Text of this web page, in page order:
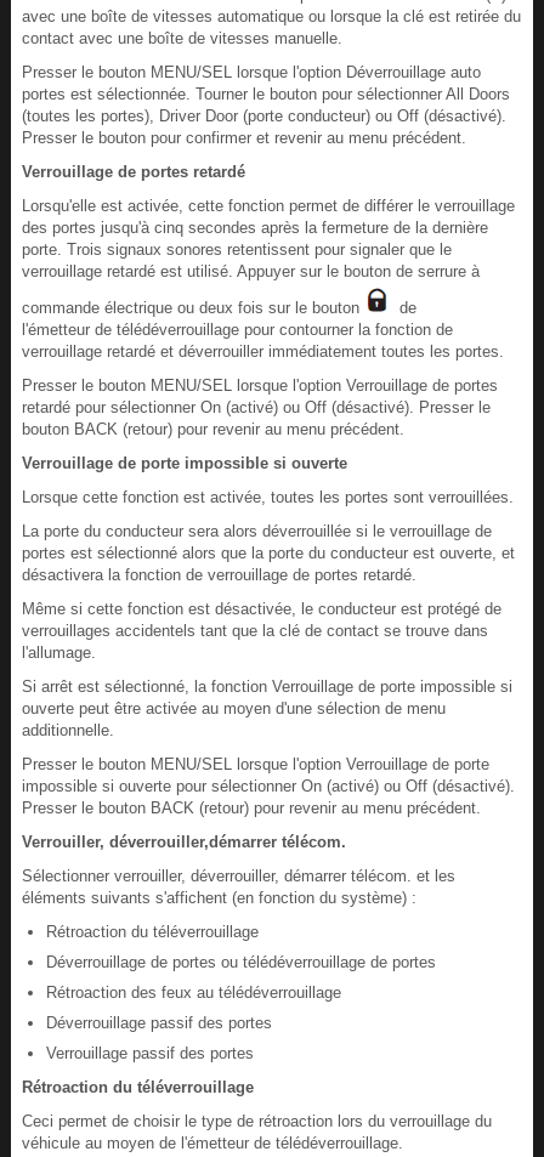
avec une boîte de vitesses automatique ou lorsque la clé est retirée du
contact avec une boîte de vitesses manuelle.
Presser le bouton MENU/SEL lorsque l'option Déverrouillage auto
portes est sélectionnée. Tourner le bouton pour sélectionner All Doors
(toutes les portes), Driver Door (porte conducteur) ou Off (désactivé).
Presser le bouton pour confirmer et revenir au menu précédent.
Verrouillage de portes retardé
Lorsqu'elle est activée, cette fonction permet de différer le verrouillage
des portes jusqu'à cinq secondes après la fermeture de la dernière
porte. Trois signaux sonores retentissent pour signaler que le
verrouillage retardé est utilisé. Appuyer sur le bouton de serrure à
commande électrique ou deux fois sur le bouton
de
l'émetteur de télédéverrouillage pour contourner la fonction de
verrouillage retardé et déverrouiller immédiatement toutes les portes.
Presser le bouton MENU/SEL lorsque l'option Verrouillage de portes
retardé pour sélectionner On (activé) ou Off (désactivé). Presser le
bouton BACK (retour) pour revenir au menu précédent.
Verrouillage de porte impossible si ouverte
Lorsque cette fonction est activée, toutes les portes sont verrouillées.
La porte du conducteur sera alors déverrouillée si le verrouillage de
portes est sélectionné alors que la porte du conducteur est ouverte, et
désactivera la fonction de verrouillage de portes retardé.
Même si cette fonction est désactivée, le conducteur est protégé de
verrouillages accidentels tant que la clé de contact se trouve dans
l'allumage.
Si arrêt est sélectionné, la fonction Verrouillage de porte impossible si
ouverte peut être activée au moyen d'une sélection de menu
additionnelle.
Presser le bouton MENU/SEL lorsque l'option Verrouillage de porte
impossible si ouverte pour sélectionner On (activé) ou Off (désactivé).
Presser le bouton BACK (retour) pour revenir au menu précédent.
Verrouiller, déverrouiller,démarrer télécom.
Sélectionner verrouiller, déverrouiller, démarrer télécom. et les
éléments suivants s'affichent (en fonction du système) :
Rétroaction du téléverrouillage
Déverrouillage de portes ou télédéverrouillage de portes
Rétroaction des feux au télédéverrouillage
Déverrouillage passif des portes
Verrouillage passif des portes
Rétroaction du téléverrouillage
Ceci permet de choisir le type de rétroaction lors du verrouillage du
véhicule au moyen de l'émetteur de télédéverrouillage.